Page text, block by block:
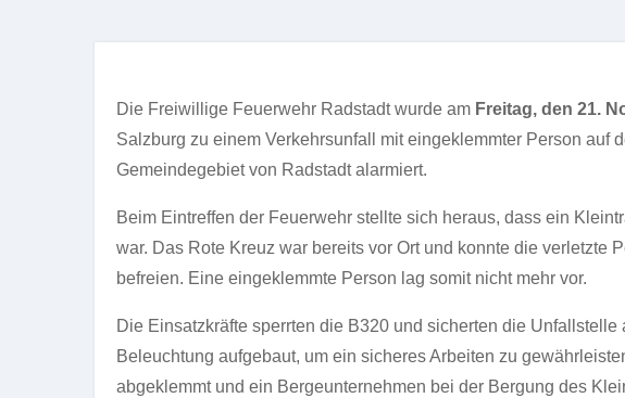
Die Freiwillige Feuerwehr Radstadt wurde am Freitag, den 21.
Salzburg zu einem Verkehrsunfall mit eingeklemmter Person auf
Gemeindegebiet von Radstadt alarmiert.
Beim Eintreffen der Feuerwehr stellte sich heraus, dass ein
war. Das Rote Kreuz war bereits vor Ort und konnte die verletzte
befreien. Eine eingeklemmte Person lag somit nicht mehr vor.
Die Einsatzkräfte sperrten die B320 und sicherten die
Beleuchtung aufgebaut, um ein sicheres Arbeiten zu
abgeklemmt und ein Bergeunternehmen bei der Bergung des